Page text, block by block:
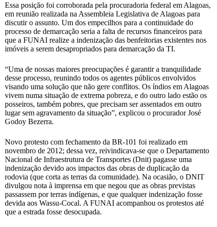
Essa posição foi corroborada pela procuradoria federal em Alagoas,
em reunião realizada na Assembleia Legislativa de Alagoas para
discutir o assunto. Um dos empecilhos para a continuidade do
processo de demarcação seria a falta de recursos financeiros para
que a FUNAI realize a indenização das benfeitorias existentes nos
imóveis a serem desapropriados para demarcação da TI.
“Uma de nossas maiores preocupações é garantir a tranquilidade
desse processo, reunindo todos os agentes públicos envolvidos
visando uma solução que não gere conflitos. Os índios em Alagoas
vivem numa situação de extrema pobreza, e do outro lado estão os
posseiros, também pobres, que precisam ser assentados em outro
lugar sem agravamento da situação”, explicou o procurador José
Godoy Bezerra.
Novo protesto com fechamento da BR-101 foi realizado em
novembro de 2012; dessa vez, reivindicava-se que o Departamento
Nacional de Infraestrutura de Transportes (Dnit) pagasse uma
indenização devido aos impactos das obras de duplicação da
rodovia (que corta as terras da comunidade). Na ocasião, o DNIT
divulgou nota à imprensa em que negou que as obras previstas
passassem por terras indígenas, e que qualquer indenização fosse
devida aos Wassu-Cocal. A FUNAI acompanhou os protestos até
que a estrada fosse desocupada.